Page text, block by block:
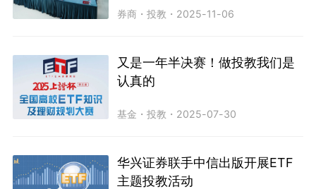
券商 ・投教 ・ 2025-11-06
又是一年半决赛！做投教我们是
认真的
基金 ・投教 ・ 2025-07-30
华兴证券联手中信出版开展ETF
主题投教活动